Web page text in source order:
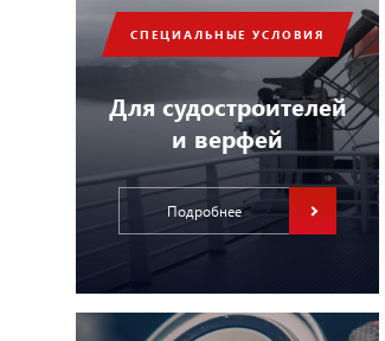
СПЕЦИАЛЬНЫЕ УСЛОВИЯ
Для судостроителей
и верфей
Подробнее